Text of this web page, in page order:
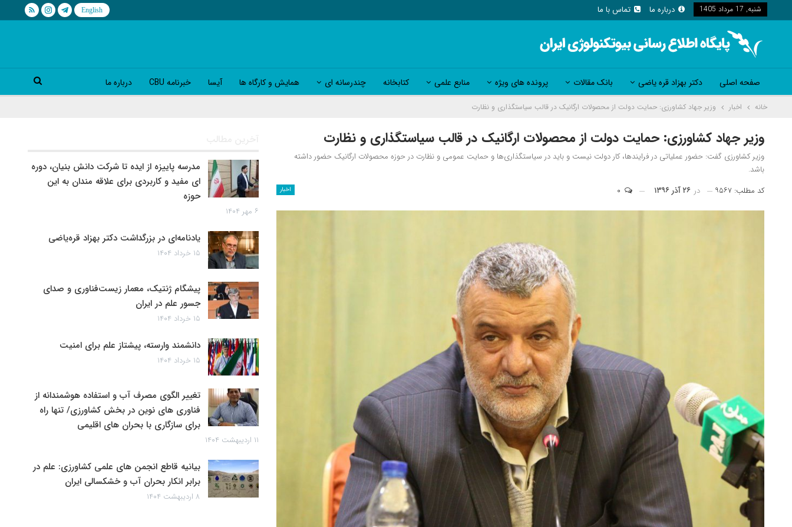
شنبه, 17 مرداد 1405 درباره ما تماس با ما
صفحه اصلی دکتر بهزاد قره یاضی بانک مقالات پرونده های ویژه منابع علمی کتابخانه چندرسانه ای همایش و کارگاه ها آیسا خبرنامه CBU درباره ما
خانه اخبار وزیر جهاد کشاورزی: حمایت دولت از محصولات ارگانیک در قالب سیاستگذاری و نظارت
وزیر جهاد کشاورزی: حمایت دولت از محصولات ارگانیک در قالب سیاستگذاری و نظارت
وزیر کشاورزی گفت: حضور عملیاتی در فرایندها، کار دولت نیست و باید در سیاستگذاری‌ها و حمایت عمومی و نظارت در حوزه محصولات ارگانیک حضور داشته
باشد.
اخبار کد مطلب: ۹۵۶۷ در ۲۶ آذر ۱۳۹۶
آخرین مطالب
مدرسه پاییزه از ایده تا شرکت دانش بنیان، دوره
ای مفید و کاربردی برای علاقه مندان به این
حوزه
۶ مهر ۱۴۰۴
یادنامه‌ای در بزرگداشت دکتر بهزاد قره‌یاضی
۱۵ خرداد ۱۴۰۴
پیشگام ژنتیک، معمار زیست‌فناوری و صدای
جسور علم در ایران
۱۵ خرداد ۱۴۰۴
دانشمند وارسته، پیشتاز علم برای امنیت
۱۵ خرداد ۱۴۰۴
تغییر الگوی مصرف آب و استفاده هوشمندانه از
فناوری های نوین در بخش کشاورزی/ تنها راه
برای سازگاری با بحران های اقلیمی
۱۱ اردیبهشت ۱۴۰۴
بیانیه قاطع انجمن های علمی کشاورزی: علم در
برابر انکار بحران آب و خشکسالی ایران
۸ اردیبهشت ۱۴۰۴